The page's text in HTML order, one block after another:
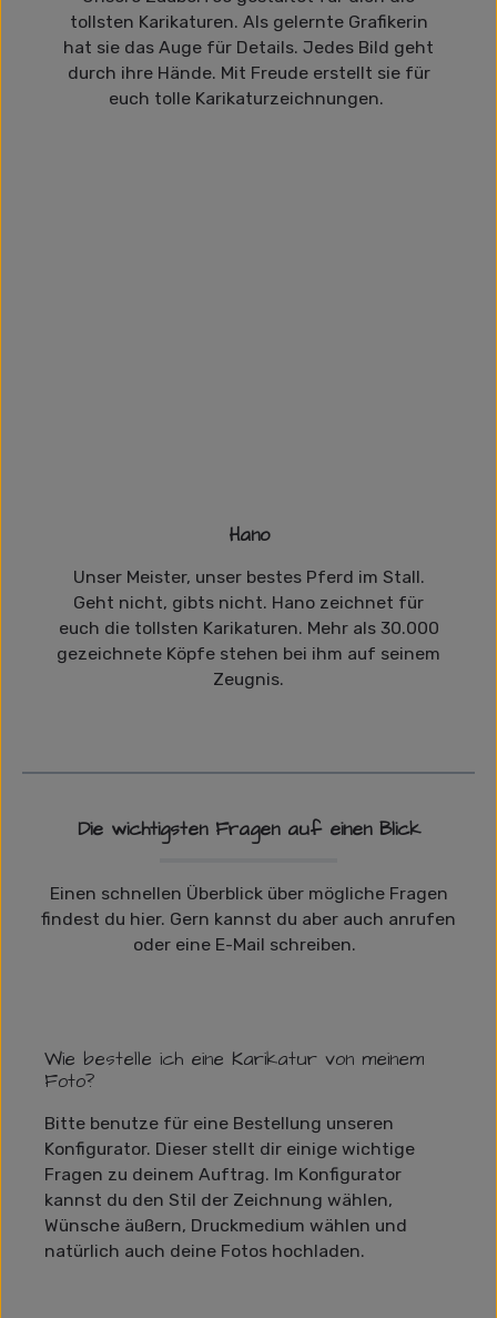
tollsten Karikaturen. Als gelernte Grafikerin
hat sie das Auge für Details. Jedes Bild geht
durch ihre Hände. Mit Freude erstellt sie für
euch tolle Karikaturzeichnungen.
Hano
Unser Meister, unser bestes Pferd im Stall.
Geht nicht, gibts nicht. Hano zeichnet für
euch die tollsten Karikaturen. Mehr als 30.000
gezeichnete Köpfe stehen bei ihm auf seinem
Zeugnis.
Die wichtigsten Fragen auf einen Blick
Einen schnellen Überblick über mögliche Fragen
findest du hier. Gern kannst du aber auch anrufen
oder eine E-Mail schreiben.
Wie bestelle ich eine Karikatur von meinem
Foto?
Bitte benutze für eine Bestellung unseren
Konfigurator. Dieser stellt dir einige wichtige
Fragen zu deinem Auftrag. Im Konfigurator
kannst du den Stil der Zeichnung wählen,
Wünsche äußern, Druckmedium wählen und
natürlich auch deine Fotos hochladen.